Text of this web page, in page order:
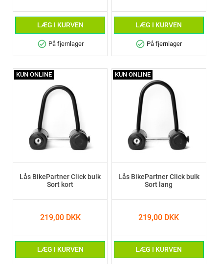
LÆG I KURVEN
check_circle På fjernlager
LÆG I KURVEN
check_circle På fjernlager
Lås BikePartner Click bulk
Sort kort
219,00 DKK
LÆG I KURVEN
KUN ONLINE
Lås BikePartner Click bulk
Sort lang
219,00 DKK
LÆG I KURVEN
KUN ONLINE